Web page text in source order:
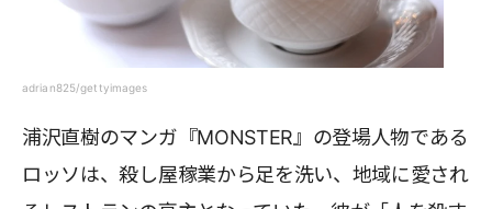
adrian825/gettyimages
浦沢直樹のマンガ『MONSTER』の登場人物である
ロッソは、殺し屋稼業から足を洗い、地域に愛され